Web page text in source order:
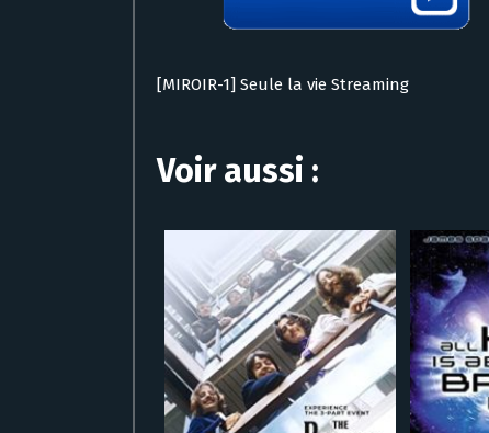
[MIROIR-1] Seule la vie Streaming
Voir aussi :